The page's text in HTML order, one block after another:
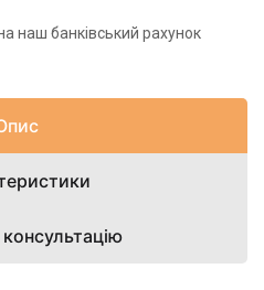
наш банківський рахунок